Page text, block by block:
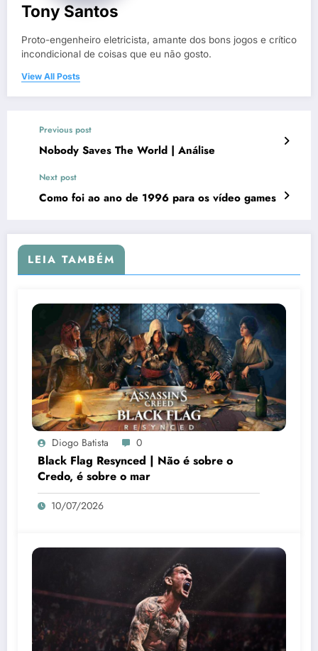
Tony Santos
Proto-engenheiro eletricista, amante dos bons jogos e crítico
incondicional de coisas que eu não gosto.
View All Posts
Previous post
Nobody Saves The World | Análise
Next post
Como foi ao ano de 1996 para os vídeo games
LEIA TAMBÉM
Diogo Batista 0
Black Flag Resynced | Não é sobre o
Credo, é sobre o mar
10/07/2026